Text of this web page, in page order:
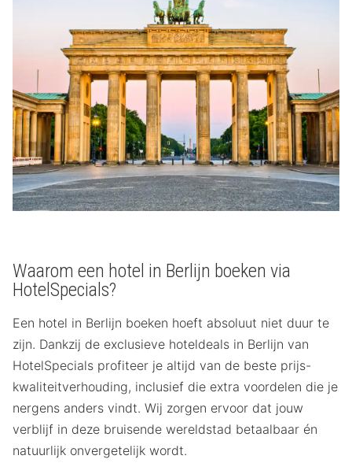
Waarom een hotel in Berlijn boeken via
HotelSpecials?
Een hotel in Berlijn boeken hoeft absoluut niet duur te
zijn. Dankzij de exclusieve hoteldeals in Berlijn van
HotelSpecials profiteer je altijd van de beste prijs-
kwaliteitverhouding, inclusief die extra voordelen die je
nergens anders vindt. Wij zorgen ervoor dat jouw
verblijf in deze bruisende wereldstad betaalbaar én
natuurlijk onvergetelijk wordt.